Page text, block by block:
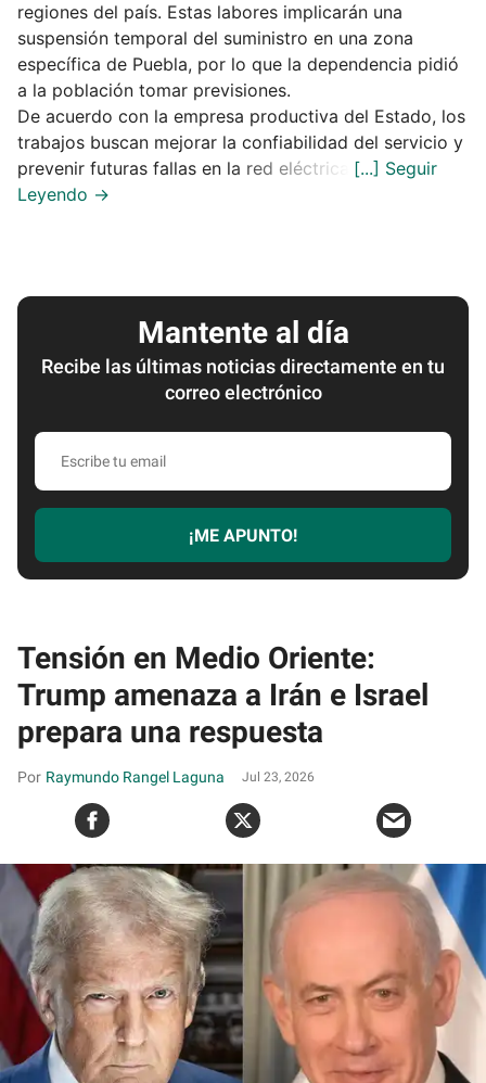
regiones del país. Estas labores implicarán una
suspensión temporal del suministro en una zona
específica de Puebla, por lo que la dependencia pidió
a la población tomar previsiones.
De acuerdo con la empresa productiva del Estado, los
trabajos buscan mejorar la confiabilidad del servicio y
prevenir futuras fallas en la red eléctrica.
Mantente al día
Recibe las últimas noticias directamente en tu
correo electrónico
Escribe
email
¡ME APUNTO!
Tensión en Medio Oriente:
Trump amenaza a Irán e Israel
prepara una respuesta
Raymundo Rangel Laguna Jul 23, 2026